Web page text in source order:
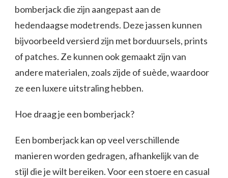
bomberjack die zijn aangepast aan de
hedendaagse modetrends. Deze jassen kunnen
bijvoorbeeld versierd zijn met borduursels, prints
of patches. Ze kunnen ook gemaakt zijn van
andere materialen, zoals zijde of suède, waardoor
ze een luxere uitstraling hebben.
Hoe draag je een bomberjack?
Een bomberjack kan op veel verschillende
manieren worden gedragen, afhankelijk van de
stijl die je wilt bereiken. Voor een stoere en casual